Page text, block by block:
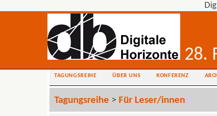
28.
TAGUNGSREIHE ÜBER UNS KONFERENZ
Tagungsreihe > Für Leser/innen